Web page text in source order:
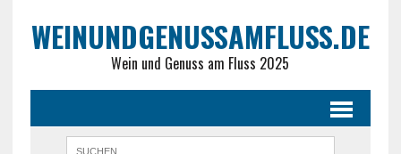
WEINUNDGENUSSAMFLUSS.DE
Wein und Genuss am Fluss 2025